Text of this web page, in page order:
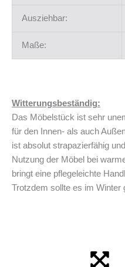
Ausziehbar:
Maße:
Witterungsbeständig:
Das Möbelstück ist sehr
für den Innen- als auch
ist absolut strapazierfähig
Nutzung der Möbel bei
bringt eine pflegeleichte
Trotzdem sollte es im Winter